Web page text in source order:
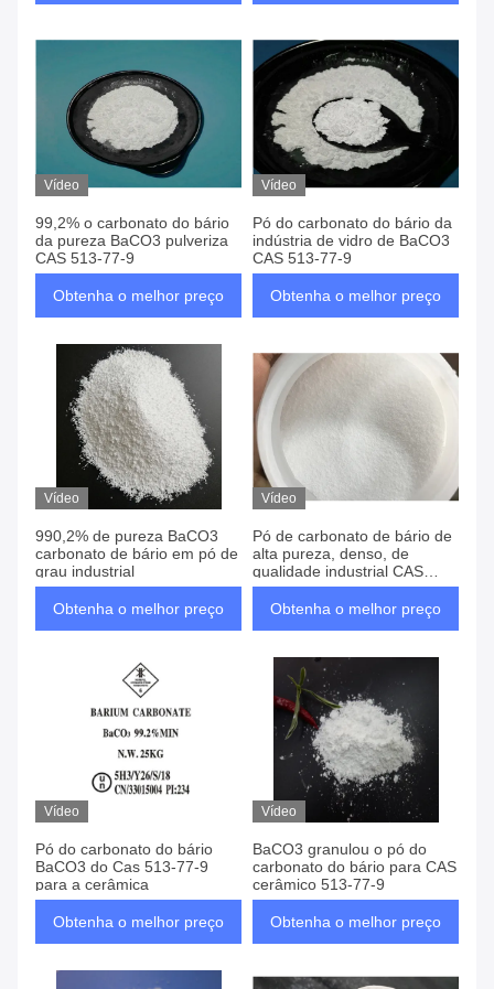
Vídeo
99,2% o carbonato do bário
da pureza BaCO3 pulveriza
CAS 513-77-9
Obtenha o melhor preço
Vídeo
Pó do carbonato do bário da
indústria de vidro de BaCO3
CAS 513-77-9
Obtenha o melhor preço
Vídeo
990,2% de pureza BaCO3
carbonato de bário em pó de
grau industrial
Obtenha o melhor preço
Vídeo
Pó de carbonato de bário de
alta pureza, denso, de
qualidade industrial CAS
513-77-89
Obtenha o melhor preço
Vídeo
Pó do carbonato do bário
BaCO3 do Cas 513-77-9
para a cerâmica
Obtenha o melhor preço
Vídeo
BaCO3 granulou o pó do
carbonato do bário para CAS
cerâmico 513-77-9
Obtenha o melhor preço